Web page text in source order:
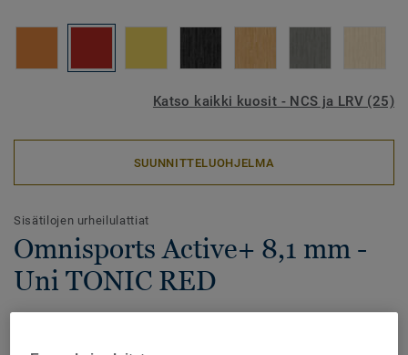
Katso kaikki kuosit - NCS ja LRV (25)
SUUNNITTELUOHJELMA
Sisätilojen urheilulattiat
Omnisports Active+ 8,1 mm -
Uni TONIC RED